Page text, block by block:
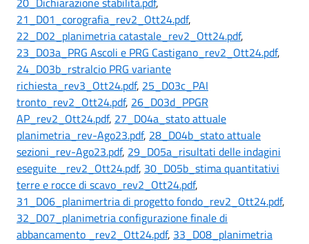
21_D01_corografia_rev2_Ott24.pdf,
22_D02_planimetria catastale_rev2_Ott24.pdf,
23_D03a_PRG Ascoli e PRG Castigano_rev2_Ott24.pdf,
24_D03b_rstralcio PRG variante
richiesta_rev3_Ott24.pdf, 25_D03c_PAI
tronto_rev2_Ott24.pdf, 26_D03d_PPGR
AP_rev2_Ott24.pdf, 27_D04a_stato attuale
planimetria_rev-Ago23.pdf, 28_D04b_stato attuale
sezioni_rev-Ago23.pdf, 29_D05a_risultati delle indagini
eseguite _rev2_Ott24.pdf, 30_D05b_stima quantitativi
terre e rocce di scavo_rev2_Ott24.pdf,
31_D06_planimertria di progetto fondo_rev2_Ott24.pdf,
32_D07_planimetria configurazione finale di
abbancamento _rev2_Ott24.pdf, 33_D08_planimetria